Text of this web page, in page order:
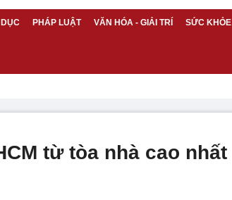
PHÁP LUẬT VĂN HÓA - GIẢI TRÍ SỨC KHỎE
từ tòa nhà cao nhất